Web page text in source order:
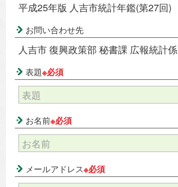
平成25年版 人吉市統計年鑑(第27回)
お問い合わせ先
人吉市 復興政策部 秘書課 広報統計係
表題※必須
お名前※必須
メールアドレス※必須